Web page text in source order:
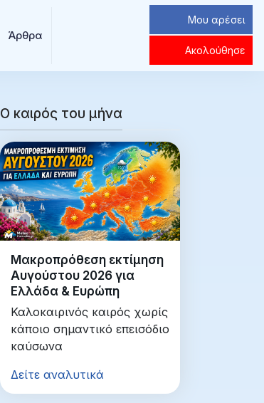
Άρθρα
Μου αρέσει
Ακολούθησε
Ο καιρός του μήνα
Μακροπρόθεση εκτίμηση
Αυγούστου 2026 για
Ελλάδα & Ευρώπη
Καλοκαιρινός καιρός χωρίς
κάποιο σημαντικό επεισόδιο
καύσωνα
Δείτε αναλυτικά